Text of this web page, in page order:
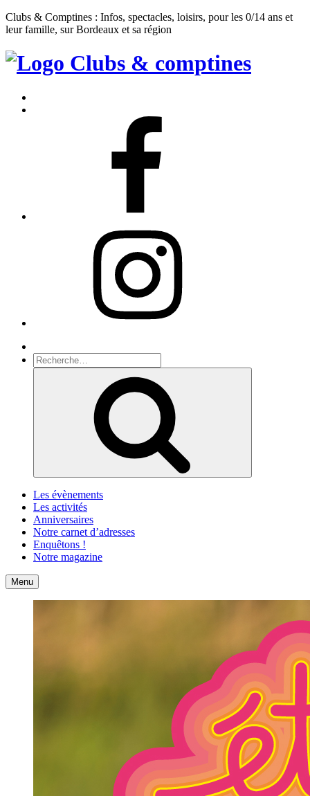
Clubs & Comptines : Infos, spectacles, loisirs, pour les 0/14 ans et
leur famille, sur Bordeaux et sa région
Clubs
Comptines
Recherche
pour
Les évènements
Les activités
Anniversaires
Notre carnet d’adresses
Enquêtons !
Notre magazine
Accueil
Menu Contact